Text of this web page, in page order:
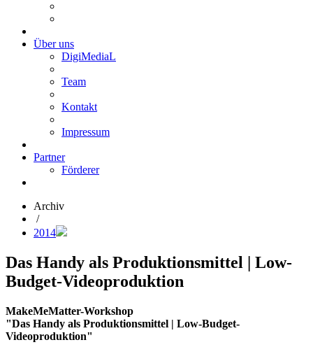
Über uns
DigiMediaL
Team
Kontakt
Impressum
Partner
Förderer
Archiv
/
2014
Das Handy als Produktionsmittel | Low-
Budget-Videoproduktion
MakeMeMatter-Workshop
"Das Handy als Produktionsmittel | Low-Budget-
Videoproduktion"